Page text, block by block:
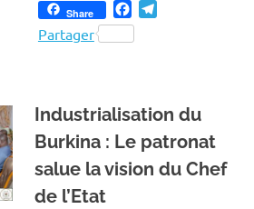
Share Facebook
Partager
Industrialisation du
Burkina : Le patronat
salue la vision du Chef
de l’Etat